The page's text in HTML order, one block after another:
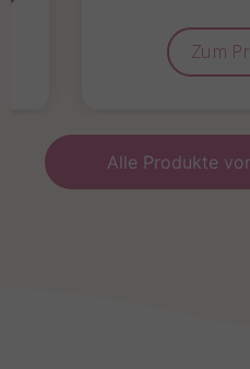
Zum
Alle Produkte